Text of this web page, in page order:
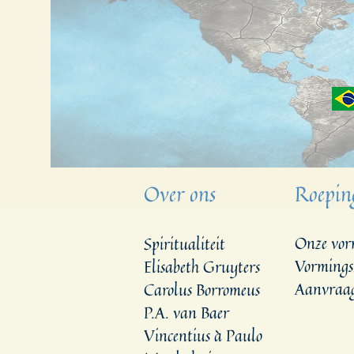
Over ons
Spiritualiteit
Elisabeth Gruyters
Carolus Borromeus
P.A. van Baer
Vincentius à Paulo
Onze